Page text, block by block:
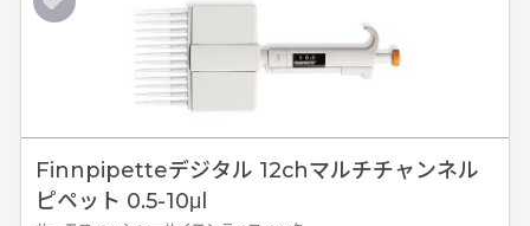
Finnpipetteデジタル 12chマルチチャンネル
ピペット 0.5-10μl